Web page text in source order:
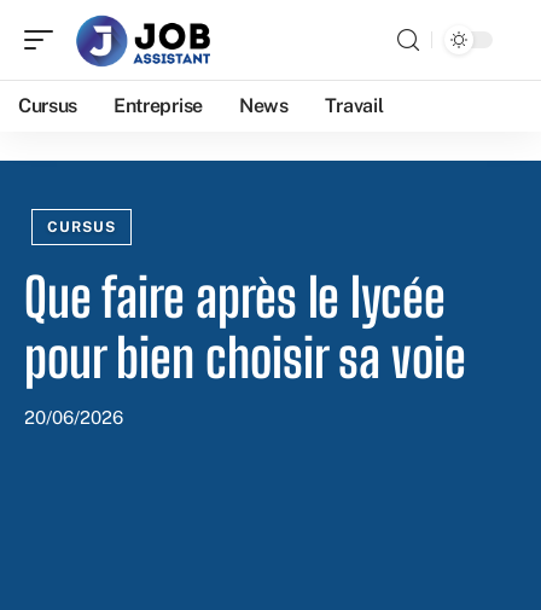
Cursus Entreprise News Travail
CURSUS
Que faire après le lycée
pour bien choisir sa voie
20/06/2026